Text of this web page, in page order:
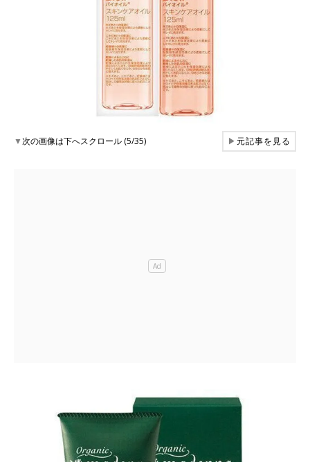
▼次の画像は下へスクロール (5/35) ▶元記事を見る